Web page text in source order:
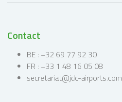
Contact
BE : +32 69 77 92 30
FR : +33 1 48 16 05 08
secretariat@jdc-airports.com